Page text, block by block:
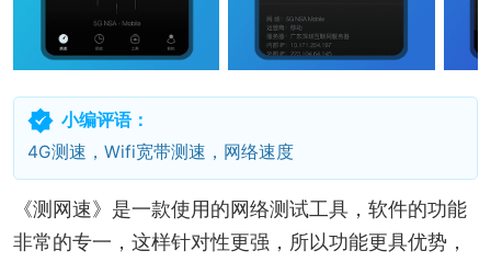
小编评语：
4G测速，Wifi宽带测速，网络速度
《测网速》是一款使用的网络测试工具，软件的功能
非常的专一，这样针对性更强，所以功能更具优势，